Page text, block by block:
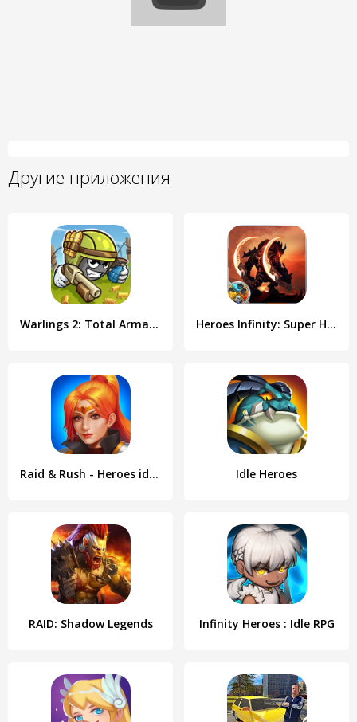
Другие приложения
Warlings 2: Total Armageddon Heroes Infinity: Super Heroes
Raid & Rush - Heroes idle RPG Idle Heroes
RAID: Shadow Legends Infinity Heroes : Idle RPG